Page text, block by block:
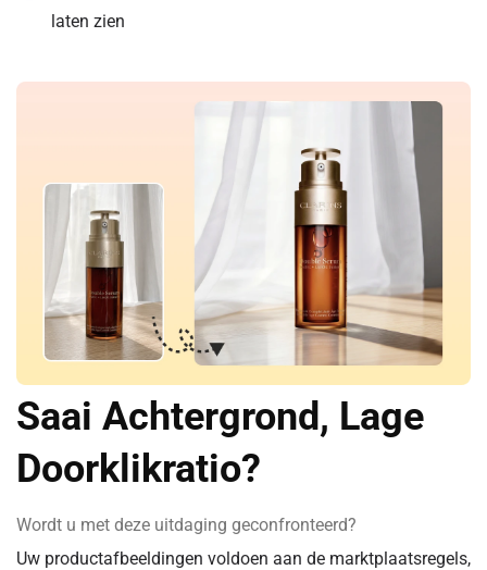
laten zien
Saai Achtergrond, Lage
Doorklikratio?
Wordt u met deze uitdaging geconfronteerd?
Uw productafbeeldingen voldoen aan de marktplaatsregels,